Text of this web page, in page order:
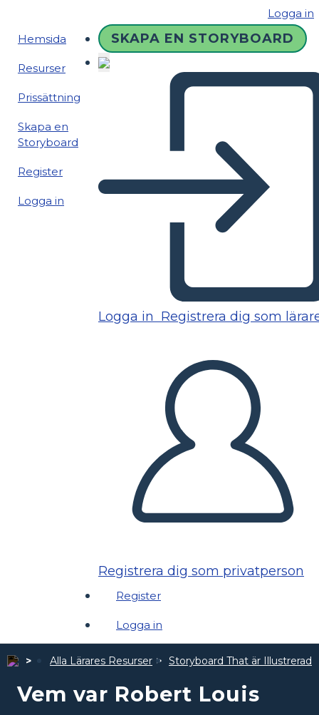
Logga in
Hemsida
Resurser
Prissättning
Skapa en
Storyboard
Register
Logga in
SKAPA EN STORYBOARD
Logga in Registrera dig som
Registrera dig som privatperson
Register
Logga in
Alla Lärares Resurser Storyboard That är
Vem var Robert Louis